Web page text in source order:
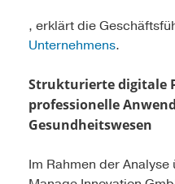
, erklärt die
Unternehmens.
Strukturierte digitale
professionelle
Gesundheitswesen
Im Rahmen der